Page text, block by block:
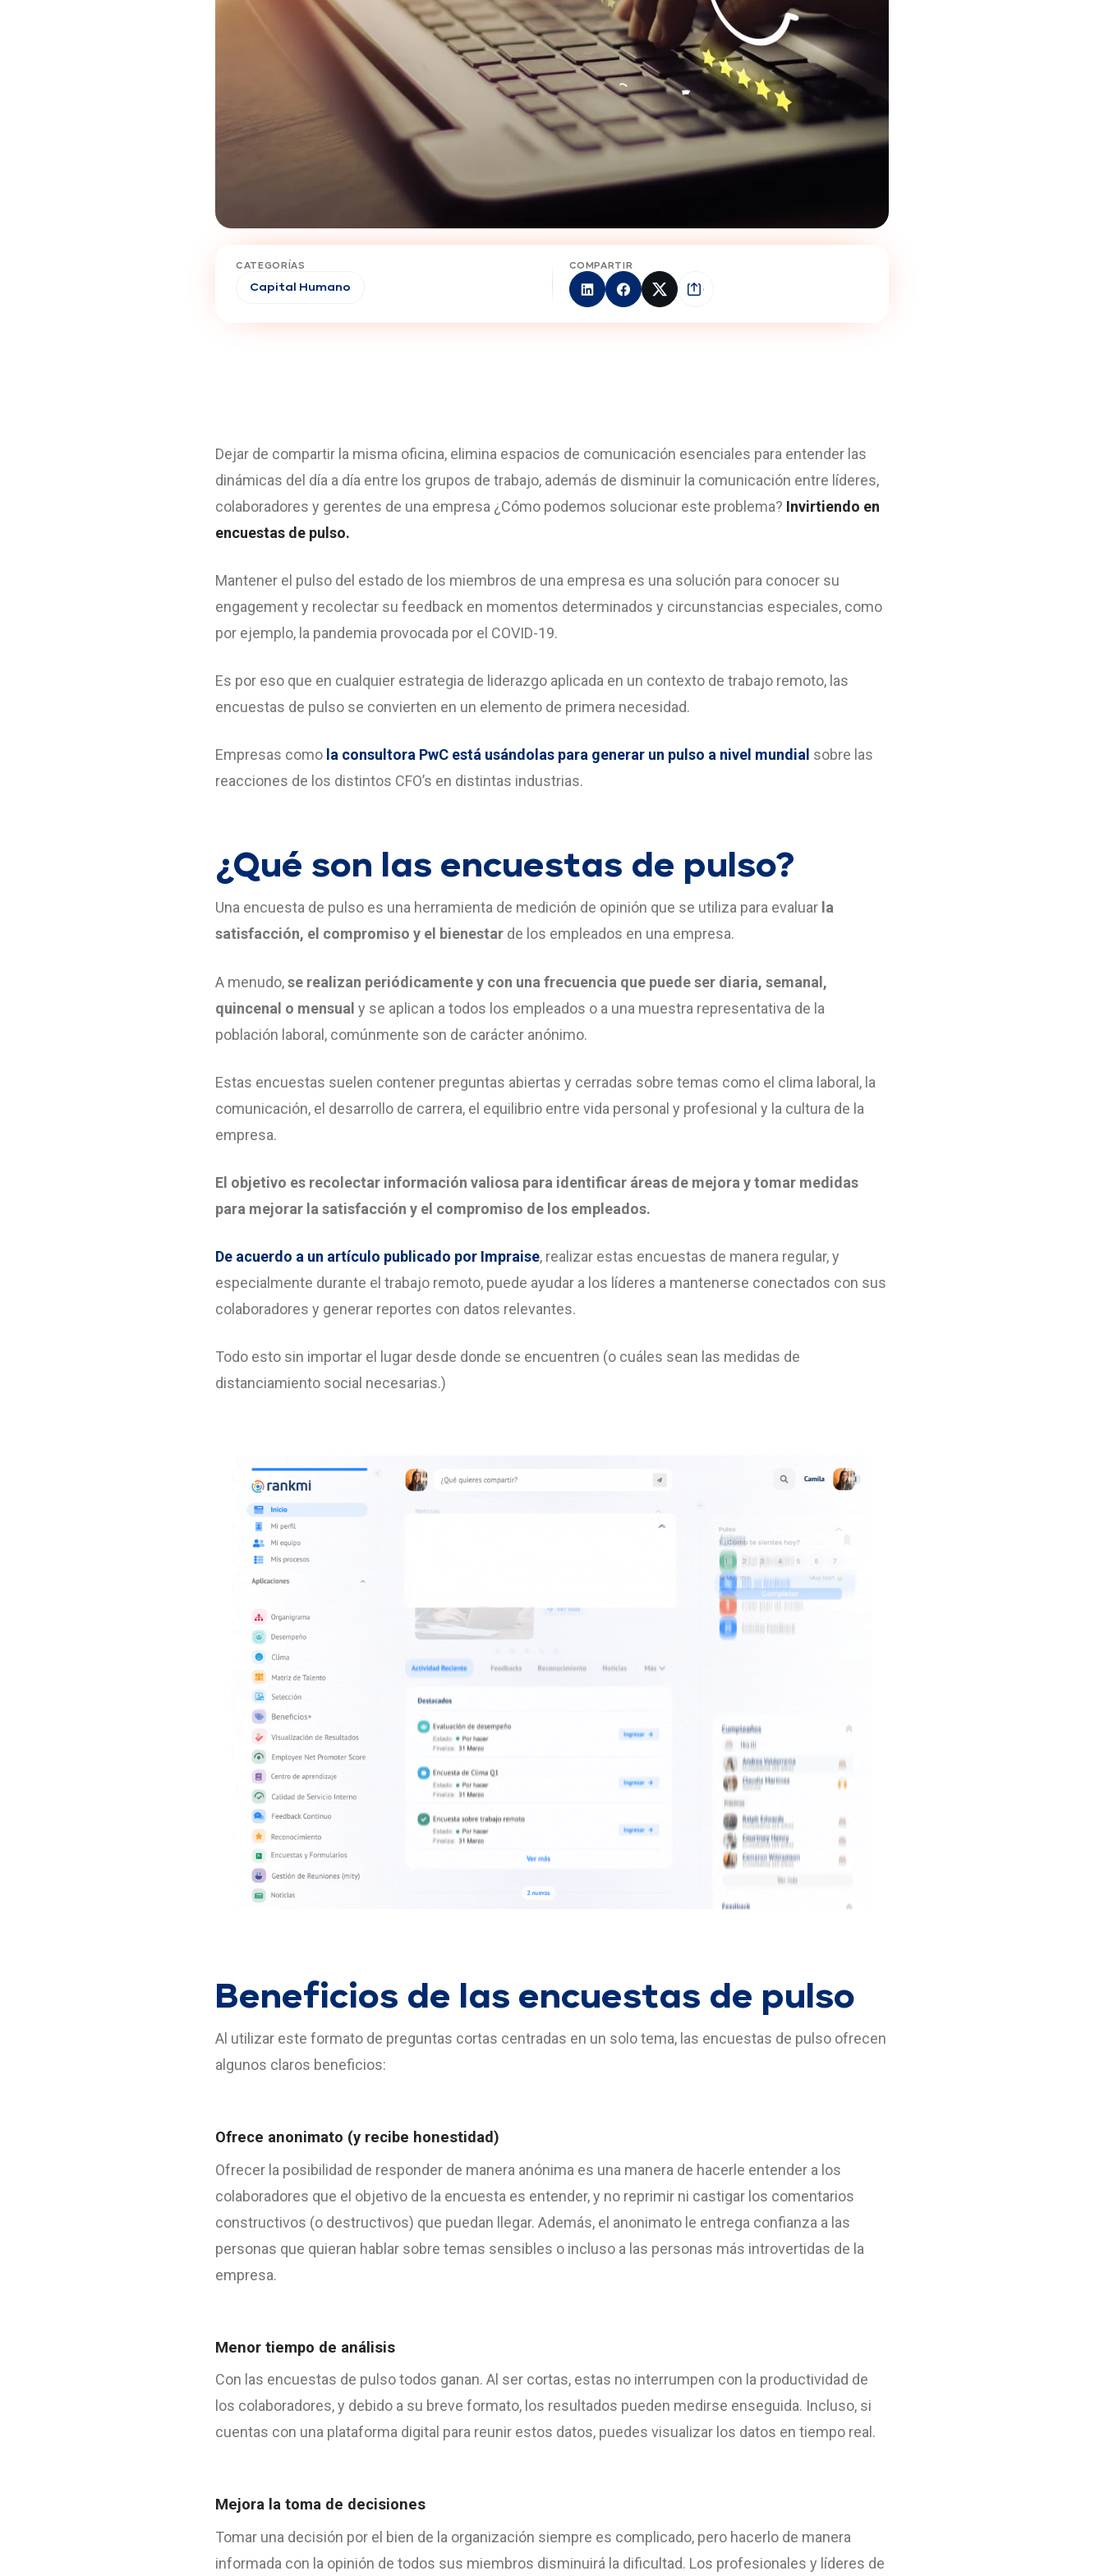
CATEGORÍAS
Capital Humano
COMPARTIR
Dejar de compartir la misma oficina, elimina espacios de comunicación esenciales para entender las
dinámicas del día a día entre los grupos de trabajo, además de disminuir la comunicación entre líderes,
colaboradores y gerentes de una empresa ¿Cómo podemos solucionar este problema? Invirtiendo en
encuestas de pulso.
Mantener el pulso del estado de los miembros de una empresa es una solución para conocer su
engagement y recolectar su feedback en momentos determinados y circunstancias especiales, como
por ejemplo, la pandemia provocada por el COVID-19.
Es por eso que en cualquier estrategia de liderazgo aplicada en un contexto de trabajo remoto, las
encuestas de pulso se convierten en un elemento de primera necesidad.
Empresas como la consultora PwC está usándolas para generar un pulso a nivel mundial sobre las
reacciones de los distintos CFO’s en distintas industrias.
¿Qué son las encuestas de pulso?
Una encuesta de pulso es una herramienta de medición de opinión que se utiliza para evaluar la
satisfacción, el compromiso y el bienestar de los empleados en una empresa.
A menudo,se realizan periódicamente y con una frecuencia que puede ser diaria, semanal,
quincenal o mensual y se aplican a todos los empleados o a una muestra representativa de la
población laboral, comúnmente son de carácter anónimo.
Estas encuestas suelen contener preguntas abiertas y cerradas sobre temas como el clima laboral, la
comunicación, el desarrollo de carrera, el equilibrio entre vida personal y profesional y la cultura de la
empresa.
El objetivo es recolectar información valiosa para identificar áreas de mejora y tomar medidas
para mejorar la satisfacción y el compromiso de los empleados.
De acuerdo a un artículo publicado por Impraise, realizar estas encuestas de manera regular, y
especialmente durante el trabajo remoto, puede ayudar a los líderes a mantenerse conectados con sus
colaboradores y generar reportes con datos relevantes.
Todo esto sin importar el lugar desde donde se encuentren (o cuáles sean las medidas de
distanciamiento social necesarias.)
Beneficios de las encuestas de pulso
Al utilizar este formato de preguntas cortas centradas en un solo tema, las encuestas de pulso ofrecen
algunos claros beneficios:
Ofrece anonimato (y recibe honestidad)
Ofrecer la posibilidad de responder de manera anónima es una manera de hacerle entender a los
colaboradores que el objetivo de la encuesta es entender, y no reprimir ni castigar los comentarios
constructivos (o destructivos) que puedan llegar. Además, el anonimato le entrega confianza a las
personas que quieran hablar sobre temas sensibles o incluso a las personas más introvertidas de la
empresa.
Menor tiempo de análisis
Con las encuestas de pulso todos ganan. Al ser cortas, estas no interrumpen con la productividad de
los colaboradores, y debido a su breve formato, los resultados pueden medirse enseguida. Incluso, si
cuentas con una plataforma digital para reunir estos datos, puedes visualizar los datos en tiempo real.
Mejora la toma de decisiones
Tomar una decisión por el bien de la organización siempre es complicado, pero hacerlo de manera
informada con la opinión de todos sus miembros disminuirá la dificultad. Los profesionales y líderes de